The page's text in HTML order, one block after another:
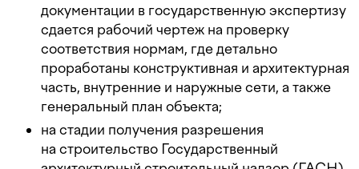
документации в государственную экспертизу
сдается рабочий чертеж на проверку
соответствия нормам, где детально
проработаны конструктивная и архитектурная
часть, внутренние и наружные сети, а также
генеральный план объекта;
на стадии получения разрешения
на строительство Государственный